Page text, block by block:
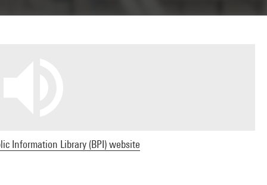
Information Library (BPI) website